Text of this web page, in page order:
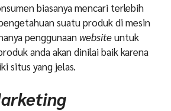
biasanya mencari terlebih
suatu produk di mesin
penggunaan websiteuntuk
anda akan dinilai baik karena
situs yang jelas.